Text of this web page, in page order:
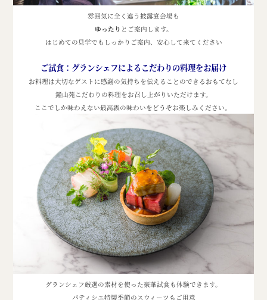
雰囲気に全く違う披露宴会場も
ゆったり とご案内します。
はじめての見学でもしっかりご案内、 安心して来てください
ご試食： グランシェフによるこだわりの料理をお届け
お料理は大切なゲストに感謝の気持ちを伝えることのできるおもてなし
鐘山苑こだわりの料理をお召し上がりいただけます。
ここでしか味わえない最高級の味わいをどうぞお楽しみください。
グランシェフ厳選の素材を使った豪華試食も体験できます。
パティシエ特製季節のスウィーツもご用意